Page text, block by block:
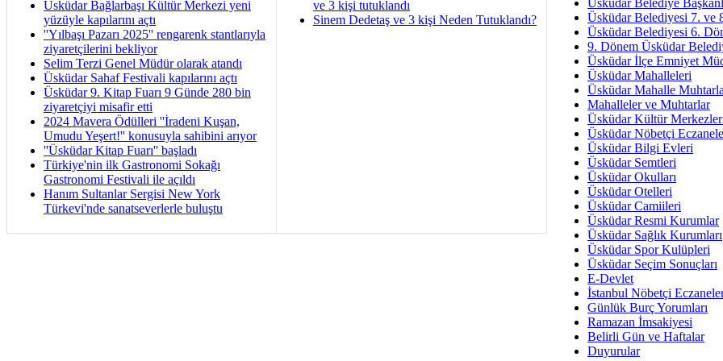
Üsküdar Bağlarbaşı Kültür Merkezi yeni
yüzüyle kapılarını açtı
''Yılbaşı Pazarı 2025'' rengarenk stantlarıyla
ziyaretçilerini bekliyor
Selim Terzi Genel Müdür olarak atandı
Üsküdar Sahaf Festivali kapılarını açtı
Üsküdar 9. Kitap Fuarı 9 Günde 280 bin
ziyaretçiyi misafir etti
2024 Mavera Ödülleri ''İradeni Kuşan,
Umudu Yeşert!'' konusuyla sahibini arıyor
''Üsküdar Kitap Fuarı'' başladı
Türkiye'nin ilk Gastronomi Sokağı
Gastronomi Festivali ile açıldı
Hanım Sultanlar Sergisi New York
Türkevi'nde sanatseverlerle buluştu
ve 3 kişi tutuklandı
Sinem Dedetaş ve 3 kişi Neden Tutuklandı?
İmar Sorunlarının Genel
Arakan
Bayramın
Ruhsal
Üsküdar
Üsküdar Belediye
Üsküdar Belediyesi 7. ve
Üsküdar Belediyesi 6.
9. Dönem Üsküdar
Üsküdar İlçe Emniyet
Üsküdar Mahalleleri
Üsküdar Mahalle
Mahalleler ve Muhtarlar
Üsküdar Kültür
Üsküdar Nöbetçi
Üsküdar Bilgi Evleri
Üsküdar Semtleri
Üsküdar Okulları
Üsküdar Otelleri
Üsküdar Camiileri
Üsküdar Resmi Kurumlar
Üsküdar Sağlık Kurumları
Üsküdar Spor Kulüpleri
Üsküdar Seçim Sonuçları
E-Devlet
İstanbul Nöbetçi
Günlük Burç Yorumları
Ramazan İmsakiyesi
Belirli Gün ve Haftalar
Duyurular